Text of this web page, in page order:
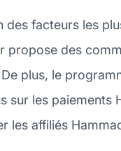
des facteurs les
propose des
plus, le
sur les
les affiliés